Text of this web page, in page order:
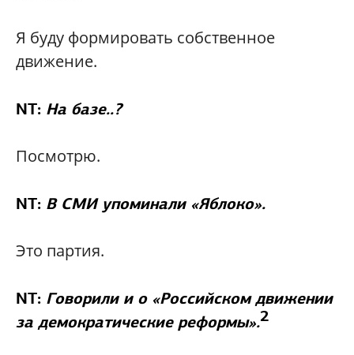
Я буду формировать собственное
движение.
NT: На базе..?
Посмотрю.
NT: В СМИ упоминали «Яблоко».
Это партия.
NT: Говорили и о «Российском движении
за демократические реформы».2